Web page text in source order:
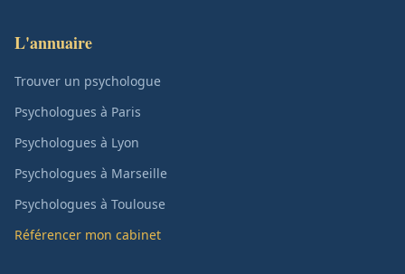
L'annuaire
Trouver un psychologue
Psychologues à Paris
Psychologues à Lyon
Psychologues à Marseille
Psychologues à Toulouse
Référencer mon cabinet